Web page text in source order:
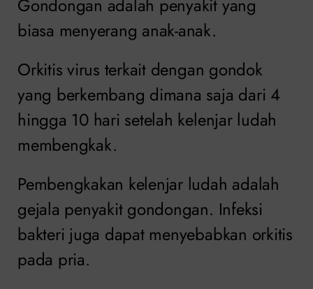
Gondongan adalah penyakit yang
biasa menyerang anak-anak.
Orkitis virus terkait dengan gondok
yang berkembang dimana saja dari 4
hingga 10 hari setelah kelenjar ludah
membengkak.
Pembengkakan kelenjar ludah adalah
gejala penyakit gondongan. Infeksi
bakteri juga dapat menyebabkan orkitis
pada pria.